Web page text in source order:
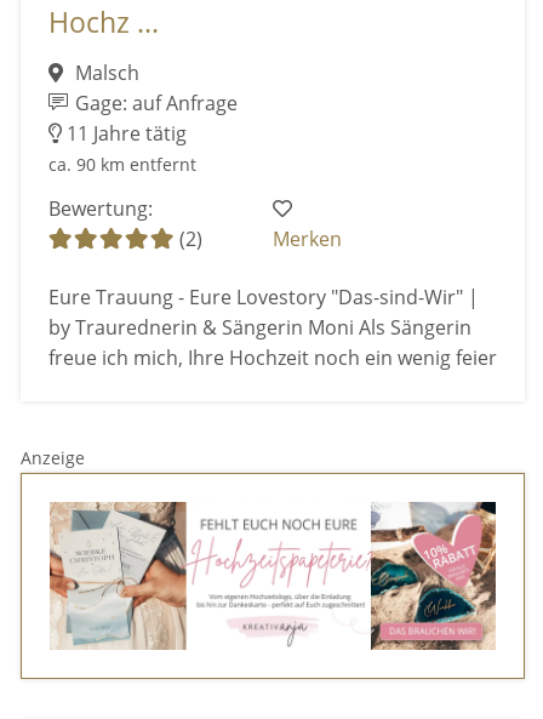
Hochz ...
Malsch
Gage: auf Anfrage
11 Jahre tätig
ca. 90 km entfernt
Bewertung:
(2)
Merken
Eure Trauung - Eure Lovestory "Das-sind-Wir" |
by Traurednerin & Sängerin Moni Als Sängerin
freue ich mich, Ihre Hochzeit noch ein wenig feier
Anzeige